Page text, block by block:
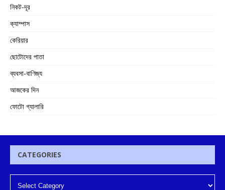
নিকট-দূর
ক্যাম্পাস
কেরিয়ার
ছোটোদের পাতা
ব্যবসা-বাণিজ্য
আজকের দিন
ফোটো গ্যালারি
CATEGORIES